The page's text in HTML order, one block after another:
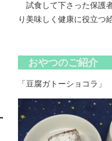
試食して下さった保護
り美味しく健康に役立つ
おやつのご紹介
「豆腐ガト